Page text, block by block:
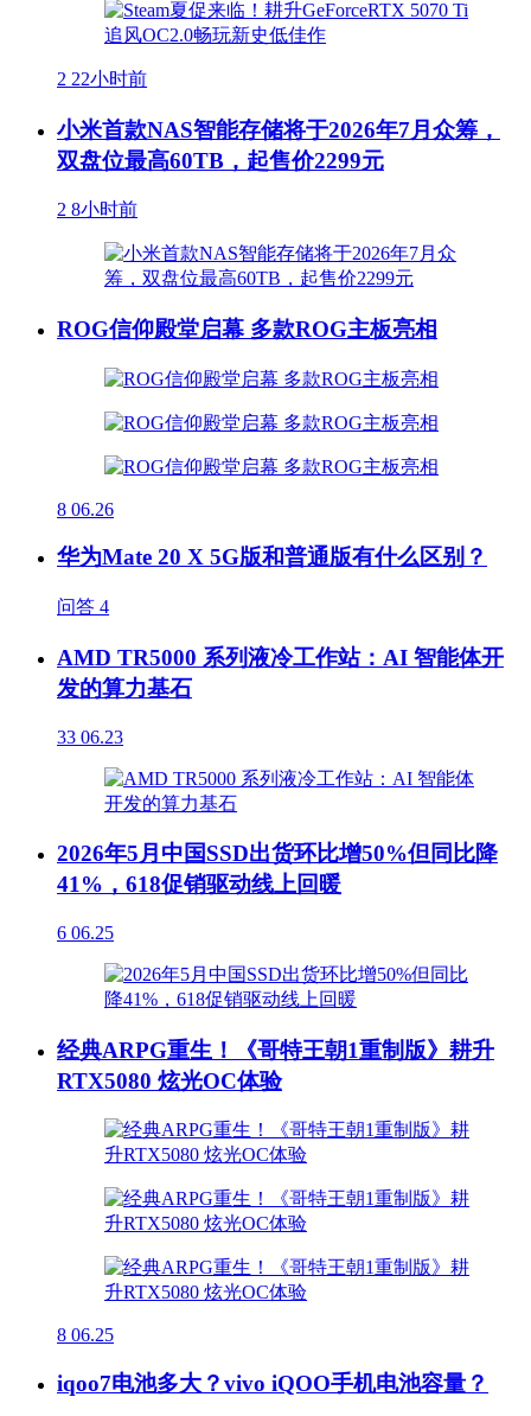
2 22小时前
小米首款NAS智能存储将于2026年7月众筹，
双盘位最高60TB，起售价2299元
2 8小时前
ROG信仰殿堂启幕 多款ROG主板亮相
8 06.26
华为Mate 20 X 5G版和普通版有什么区别？
问答 4
AMD TR5000 系列液冷工作站：AI 智能体开
发的算力基石
33 06.23
2026年5月中国SSD出货环比增50%但同比降
41%，618促销驱动线上回暖
6 06.25
经典ARPG重生！《哥特王朝1重制版》耕升
RTX5080 炫光OC体验
8 06.25
iqoo7电池多大？vivo iQOO手机电池容量？